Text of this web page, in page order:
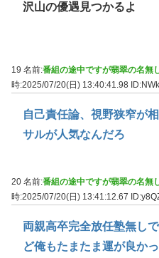
沢山の優遇見つかるよ
19 名前:番組の途中ですが翡翠の名無
時:2025/07/20(日) 13:40:41.98
自己責任論、視野狭窄が
サルが人気なんだろ
20 名前:番組の途中ですが翡翠の名無
時:2025/07/20(日) 13:41:12.67
両親高卒完全放任塾無し
ど俺もたまたま運が良か